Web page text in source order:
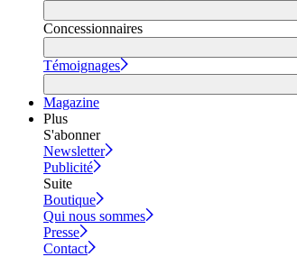
Concessionnaires
Témoignages
Magazine
Plus
S'abonner
Newsletter
Publicité
Suite
Boutique
Qui nous sommes
Presse
Contact